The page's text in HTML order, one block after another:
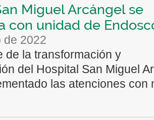
Miguel Arcángel se
con unidad de
de 2022
de la transformación y
del Hospital San Miguel
las atenciones con